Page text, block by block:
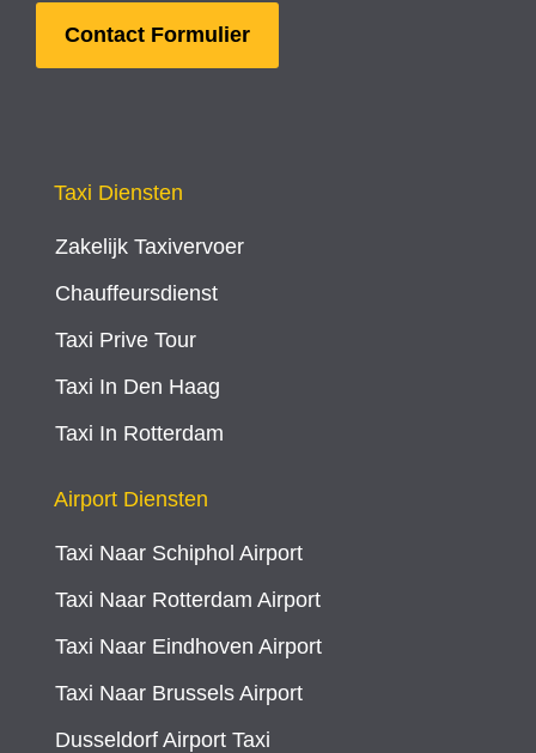
Contact Formulier
Taxi Diensten
Zakelijk Taxivervoer
Chauffeursdienst
Taxi Prive Tour
Taxi In Den Haag
Taxi In Rotterdam
Airport Diensten
Taxi Naar Schiphol Airport
Taxi Naar Rotterdam Airport
Taxi Naar Eindhoven Airport
Taxi Naar Brussels Airport
Dusseldorf Airport Taxi